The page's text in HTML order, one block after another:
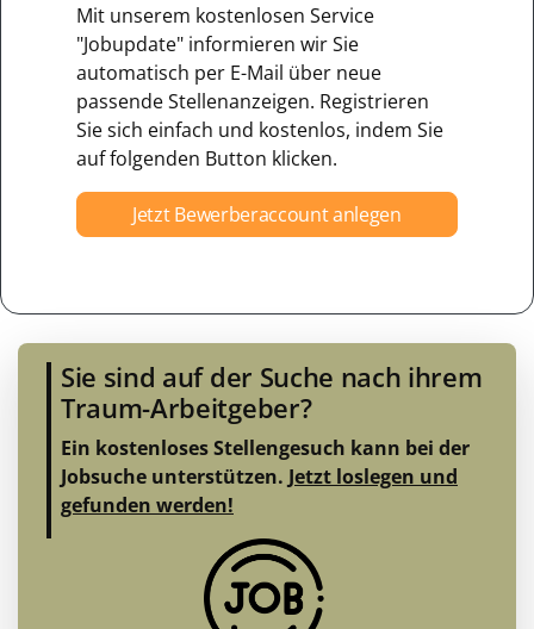
Mit unserem kostenlosen Service
"Jobupdate" informieren wir Sie
automatisch per E-Mail über neue
passende Stellenanzeigen. Registrieren
Sie sich einfach und kostenlos, indem Sie
auf folgenden Button klicken.
Jetzt Bewerberaccount anlegen
Sie sind auf der Suche nach ihrem
Traum-Arbeitgeber?
Ein kostenloses Stellengesuch kann bei der
Jobsuche unterstützen. Jetzt loslegen und
gefunden werden!